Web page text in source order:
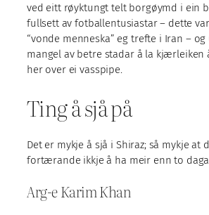
ved eitt røyktungt telt borgøymd i ein
fullsett av fotballentusiastar – dette
“vonde menneska” eg trefte i Iran –
mangel av betre stadar å la kjærleiken
her over ei vasspipe.
Ting å sjå på
Det er mykje å sjå i Shiraz; så mykje at
fortærande ikkje å ha meir enn to
Arg-e Karim Khan